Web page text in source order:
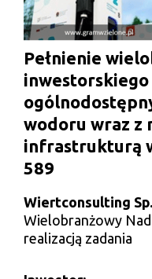
Pełnienie
wodoru wraz z
infrastrukturą
589
Wiertconsulting
Wielobranżowy
realizacją zadania